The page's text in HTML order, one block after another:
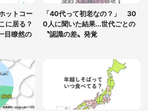
山道で見知らぬお婆さんに握らされたもの
県・30代女性）
ットコー
に居る？
目瞭然の
「40代って初老なの？」 30
0人に聞いた結果...世代ごとの
〝認識の差〟発覚